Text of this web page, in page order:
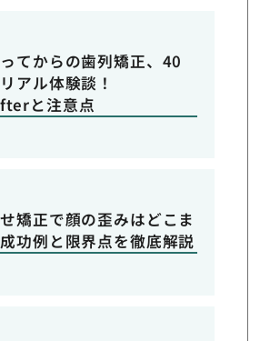
てからの歯列矯正、40
アル体験談！
と注意点
矯正で顔の歪みはどこま
功例と限界点を徹底解説